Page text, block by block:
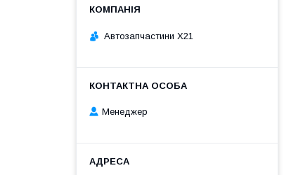
Автозапчастини X21
Менеджер